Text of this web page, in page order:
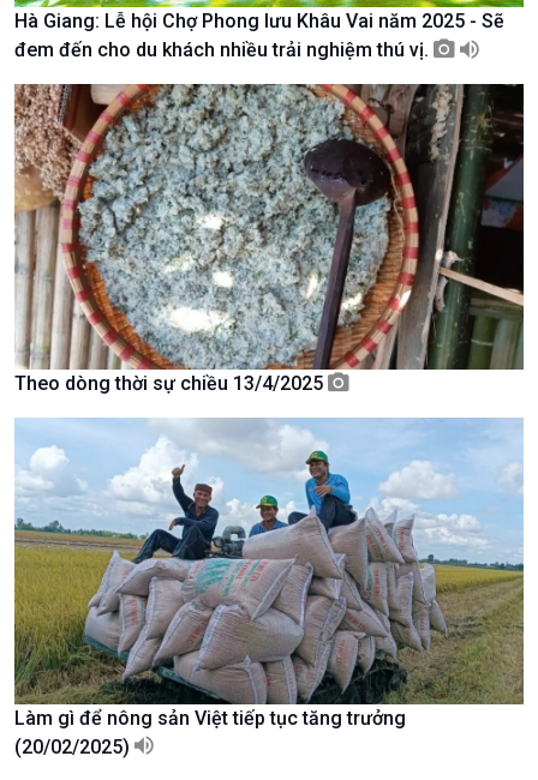
Văn hoá & Du lịch
Tin Văn hoá & Du lịch
Chát với người nổi tiếng
Câu chuyện Thể thao
Multimedia
Ảnh
Video
Infographic
E-Magazine
Podcast
Hà Giang: Lễ hội Chợ Phong lưu Khâu Vai năm 2025 - Sẽ
đem đến cho du khách nhiều trải nghiệm thú vị.
Theo dòng thời sự chiều 13/4/2025
Làm gì để nông sản Việt tiếp tục tăng trưởng
(20/02/2025)